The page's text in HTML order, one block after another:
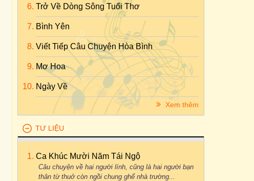
Trở Về Dòng Sông Tuổi Thơ
Bình Yên
Viết Tiếp Câu Chuyện Hòa Bình
Mơ Hoa
Ngày Về
Xem thêm
TƯ LIỆU
Ca Khúc Mười Năm Tái Ngộ
Câu chuyện về hai người lính, cũng là hai người bạn
thân từ thuở còn ngồi chung ghế nhà trường...